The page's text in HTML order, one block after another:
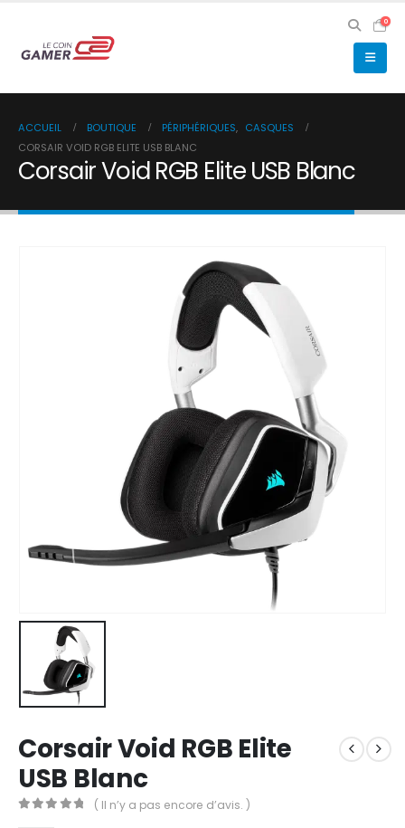
0
ACCUEIL BOUTIQUE PÉRIPHÉRIQUES, CASQUES
CORSAIR VOID RGB ELITE USB BLANC
Corsair Void RGB Elite USB Blanc
Corsair Void RGB Elite
USB Blanc
( Il n’y a pas encore d’avis. )